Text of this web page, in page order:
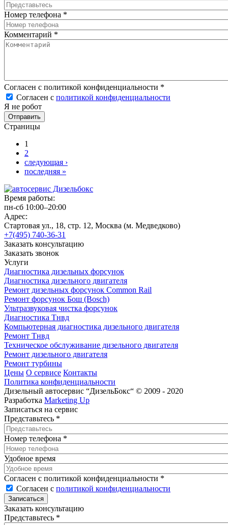
Номер телефона *
Комментарий *
Согласен с политикой конфиденциальности *
Согласен с политикой конфиденциальности
Я не робот
Страницы
1
2
следующая ›
последняя »
Время работы:
пн-сб 10:00–20:00
Адрес:
Стартовая ул., 18, стр. 12, Москва (м. Медведково)
+7(495) 740-36-31
Заказать консультацию
Заказать звонок
Услуги
Диагностика дизельных форсунок
Диагностика дизельного двигателя
Ремонт дизельных форсунок Common Rail
Ремонт форсунок Бош (Bosch)
Ультразвуковая чистка форсунок
Диагностика Тнвд
Компьютерная диагностика дизельного двигателя
Ремонт Тнвд
Техническое обслуживание дизельного двигателя
Ремонт дизельного двигателя
Ремонт турбины
Цены О сервисе Контакты
Политика конфиденциальности
Дизельный автосервис “ДизельБокс“ © 2009 - 2020
Разработка Marketing Up
Записаться на сервис
Представьтесь *
Номер телефона *
Удобное время
Согласен с политикой конфиденциальности *
Согласен с политикой конфиденциальности
Заказать консультацию
Представьтесь *